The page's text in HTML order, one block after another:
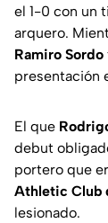
el 1-0 con un
arquero.
Ramiro Sordo
presentación
El que
debut
portero que
Athletic Club
lesionado.